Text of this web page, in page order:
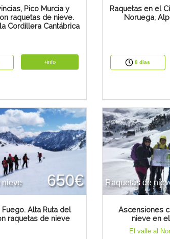
Pico Murcia y
raquetas de nieve.
Cordillera Cantábrica
+info
Raquetas en el
Noruega,
8 días
nieve 650€
Alta Ruta del
raquetas de nieve
Raquetas de
Ascensiones
nieve en
El valle al